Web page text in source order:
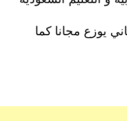
يوزع مجانا كما